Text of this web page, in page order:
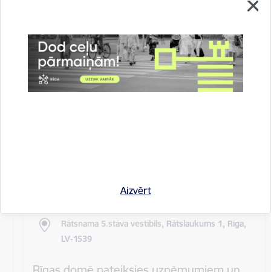
Aizvērt
14.sēde (ārkārtas)
Sēdes darba kārtība: Grozījumi Rīgas domes 2016.
gada 19. aprīļa saistošajos noteikumos Nr. 198 "Par
kārtību, kādā tiek…
Rātsnama 5.stāva vestibils, Rātslaukums 1, Rīga,
LV-1539